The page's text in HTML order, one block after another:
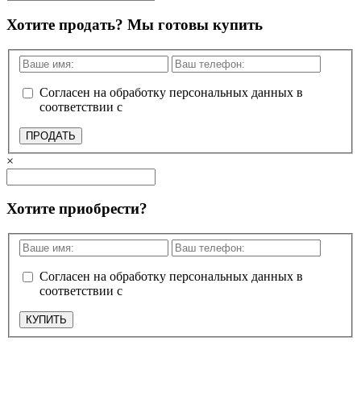
Хотите продать? Мы готовы купить
Согласен на обработку персональных данных в
соответствии с
ПРОДАТЬ
×
Хотите приобрести?
Согласен на обработку персональных данных в
соответствии с
КУПИТЬ